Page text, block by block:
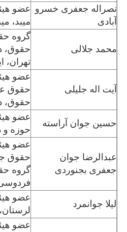
نصراله جعفری خسرو
آبادی
عضو
میبد،
محمد جلالی
گروه
حقوق،
تهران،
آیت اله جلیلی
عضو
حقوق
حقوق،
حسین جوان آراسته
عضو
حوزه و
عبدالرضا جوان
جعفری بجنوردی
عضو
حقوق
گروه
لیلا جوانمرد
عضو
عضو